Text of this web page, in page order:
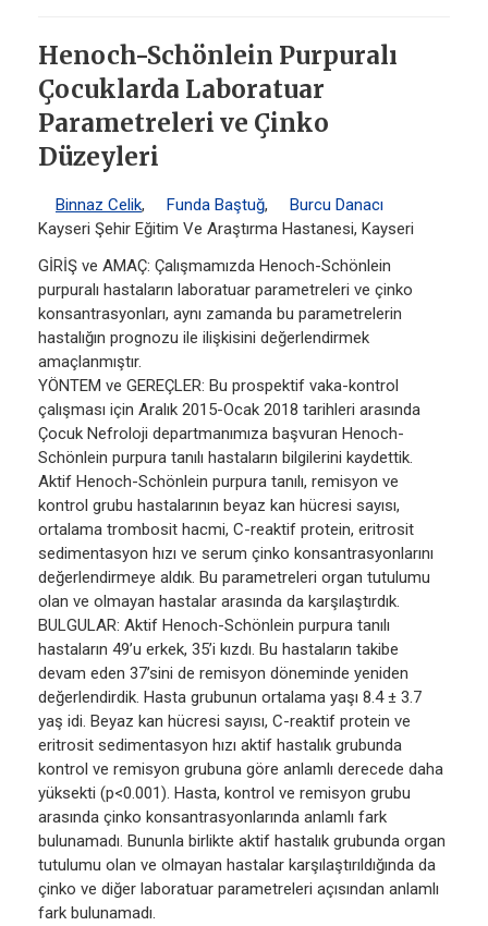
Henoch-Schönlein Purpuralı
Çocuklarda Laboratuar
Parametreleri ve Çinko
Düzeyleri
Binnaz Celik, Funda Baştuğ,
Burcu Danacı
Kayseri Şehir Eğitim Ve Araştırma Hastanesi, Kayseri
GİRİŞ ve AMAÇ: Çalışmamızda Henoch-Schönlein
purpuralı hastaların laboratuar parametreleri ve çinko
konsantrasyonları, aynı zamanda bu parametrelerin
hastalığın prognozu ile ilişkisini değerlendirmek
amaçlanmıştır.
YÖNTEM ve GEREÇLER: Bu prospektif vaka-kontrol
çalışması için Aralık 2015-Ocak 2018 tarihleri arasında
Çocuk Nefroloji departmanımıza başvuran Henoch-
Schönlein purpura tanılı hastaların bilgilerini kaydettik.
Aktif Henoch-Schönlein purpura tanılı, remisyon ve
kontrol grubu hastalarının beyaz kan hücresi sayısı,
ortalama trombosit hacmi, C-reaktif protein, eritrosit
sedimentasyon hızı ve serum çinko konsantrasyonlarını
değerlendirmeye aldık. Bu parametreleri organ tutulumu
olan ve olmayan hastalar arasında da karşılaştırdık.
BULGULAR: Aktif Henoch-Schönlein purpura tanılı
hastaların 49’u erkek, 35’i kızdı. Bu hastaların takibe
devam eden 37’sini de remisyon döneminde yeniden
değerlendirdik. Hasta grubunun ortalama yaşı 8.4 ± 3.7
yaş idi. Beyaz kan hücresi sayısı, C-reaktif protein ve
eritrosit sedimentasyon hızı aktif hastalık grubunda
kontrol ve remisyon grubuna göre anlamlı derecede daha
yüksekti (p<0.001). Hasta, kontrol ve remisyon grubu
arasında çinko konsantrasyonlarında anlamlı fark
bulunamadı. Bununla birlikte aktif hastalık grubunda organ
tutulumu olan ve olmayan hastalar karşılaştırıldığında da
çinko ve diğer laboratuar parametreleri açısından anlamlı
fark bulunamadı.